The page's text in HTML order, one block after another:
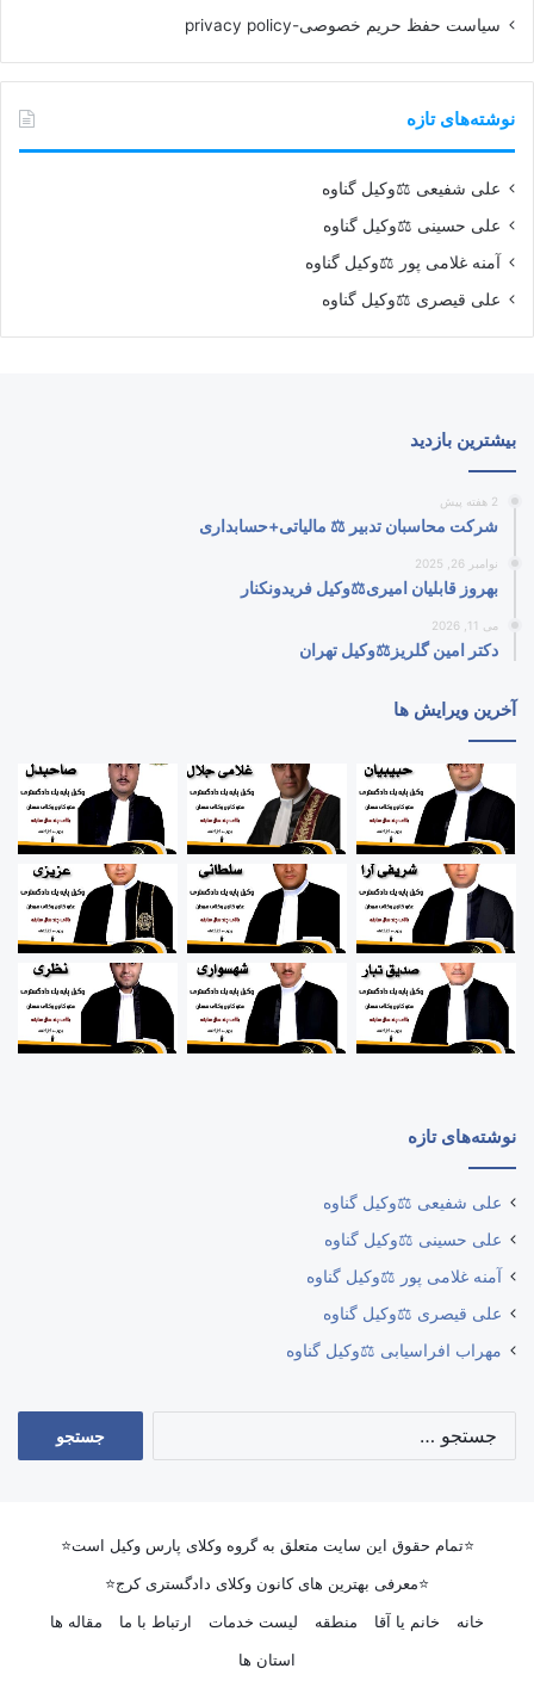
سیاست حفظ حریم خصوصی-privacy policy
نوشته‌های تازه
علی شفیعی ⚖️وکیل گناوه
علی حسینی ⚖️وکیل گناوه
آمنه غلامی پور ⚖️وکیل گناوه
علی قیصری ⚖️وکیل گناوه
بیشترین بازدید
2 هفته پیش
شرکت محاسبان تدبیر ⚖️ مالیاتی+حسابداری
نوامبر 26, 2025
بهروز قابلیان امیری⚖️وکیل فریدونکنار
می 11, 2026
دکتر امین گلریز⚖️وکیل تهران
آخرین ویرایش ها
نوشته‌های تازه
علی شفیعی ⚖️وکیل گناوه
علی حسینی ⚖️وکیل گناوه
آمنه غلامی پور ⚖️وکیل گناوه
علی قیصری ⚖️وکیل گناوه
مهراب افراسیابی ⚖️وکیل گناوه
⭐تمام حقوق این سایت متعلق به گروه وکلای پارس وکیل است⭐
⭐معرفی بهترین های کانون وکلای دادگستری کرج⭐
خانه
خانم یا آقا منطقه لیست خدمات ارتباط با ما
مقاله ها
استان ها